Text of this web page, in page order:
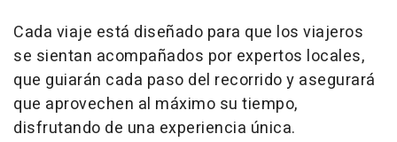
Cada viaje está diseñado para que los viajeros
se sientan acompañados por expertos locales,
que guiarán cada paso del recorrido y asegurará
que aprovechen al máximo su tiempo,
disfrutando de una experiencia única.